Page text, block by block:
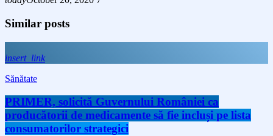
Similar posts
insert_link
Sănătate
PRIMER, solicită Guvernului României ca
producătorii de medicamente să fie incluși pe lista
consumatorilor strategici